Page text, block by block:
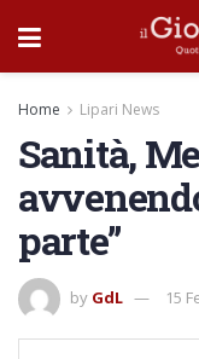
Home Lipari News
Sanità,
parte”
by GdL 15